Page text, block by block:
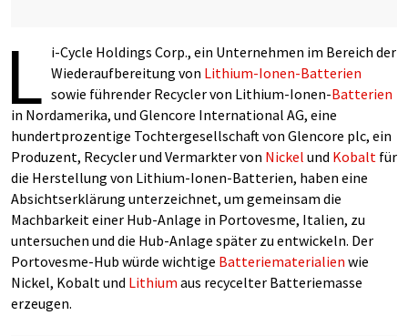
L i-Cycle Holdings Corp., ein Unternehmen im Bereich der
Wiederaufbereitung von Lithium-Ionen-Batterien
sowie führender Recycler von Lithium-Ionen-Batterien
in Nordamerika, und Glencore International AG, eine
hundertprozentige Tochtergesellschaft von Glencore plc, ein
Produzent, Recycler und Vermarkter von Nickel und Kobalt für
die Herstellung von Lithium-Ionen-Batterien, haben eine
Absichtserklärung unterzeichnet, um gemeinsam die
Machbarkeit einer Hub-Anlage in Portovesme, Italien, zu
untersuchen und die Hub-Anlage später zu entwickeln. Der
Portovesme-Hub würde wichtige Batteriematerialien wie
Nickel, Kobalt und Lithium aus recycelter Batteriemasse
erzeugen.